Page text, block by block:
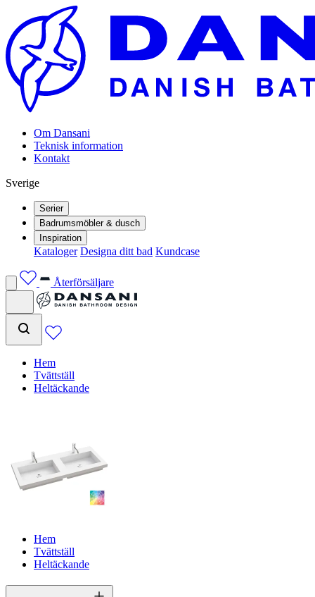
Om Dansani
Teknisk information
Kontakt
Sverige
Serier
Badrumsmöbler & dusch
Inspiration
Kataloger Designa ditt bad Kundcase
Återförsäljare
Hem
Tvättställ
Heltäckande
Hem
Tvättställ
Heltäckande